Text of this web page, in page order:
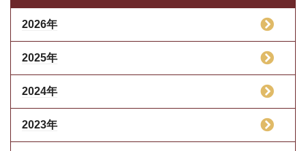
2026年
2025年
2024年
2023年